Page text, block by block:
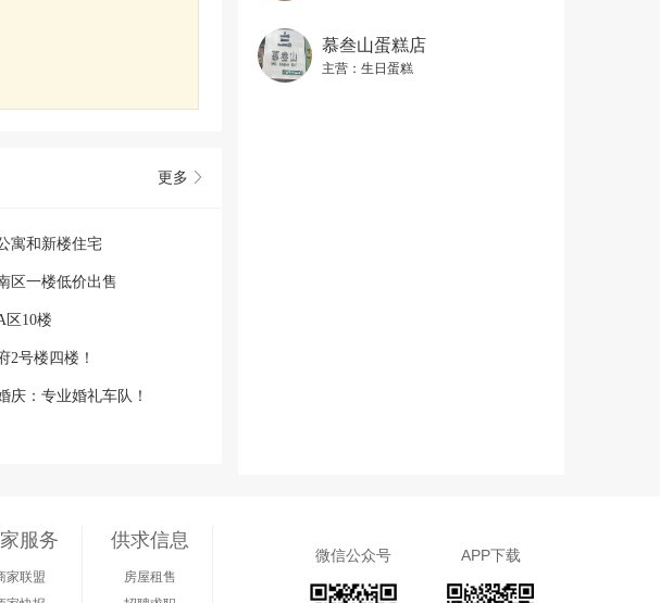
更多
寓和新楼住宅
区一楼低价出售
区10楼
2号楼四楼！
庆：专业婚礼车队！
慕叁山蛋糕店
主营： 生日蛋糕
服务
家联盟
供求信息
房屋租售
微信公众号 APP下载